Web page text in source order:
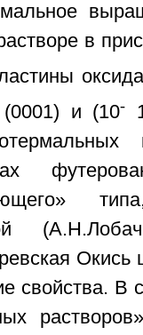
в
(0001) и (10-
Окись
свойства. В